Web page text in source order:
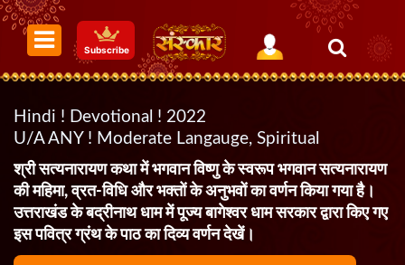
Subscribe
Hindi ! Devotional ! 2022
U/A ANY ! Moderate Langauge, Spiritual
श्री सत्यनारायण कथा में भगवान विष्णु के स्वरूप भगवान सत्यनारायण
की महिमा, व्रत-विधि और भक्तों के अनुभवों का वर्णन किया गया है।
उत्तराखंड के बद्रीनाथ धाम में पूज्य बागेश्वर धाम सरकार द्वारा किए गए
इस पवित्र ग्रंथ के पाठ का दिव्य वर्णन देखें।